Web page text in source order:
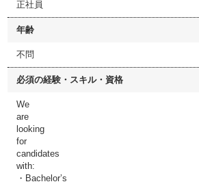
正社員
年齢
不問
必須の経験・スキル・資格
We
are
looking
for
candidates
with:
・Bachelor’s